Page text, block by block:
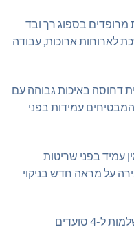
מרופדים בספוג רך ובד
לארוחות ארוכות, עבודה
דחוסה באיכות גבוהה עם
המבטיחים עמידות בפני
עמיד בפני שריטות
על מראה חדש בניקוי
– מידות מושלמות ל-4 סועדים